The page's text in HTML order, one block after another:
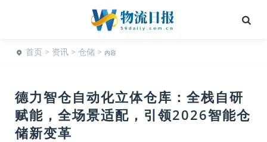
首页 > 资讯 > 仓储 > 内容
德力智仓自动化立体仓库：全栈自研
赋能，全场景适配，引领2026智能仓
储新变革